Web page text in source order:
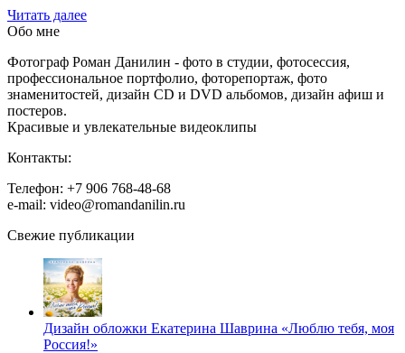
Читать далее
Обо мне
Фотограф Роман Данилин - фото в студии, фотосессия,
профессиональное портфолио, фоторепортаж, фото
знаменитостей, дизайн CD и DVD альбомов, дизайн афиш и
постеров.
Красивые и увлекательные видеоклипы
Контакты:
Телефон: +7 906 768-48-68
e-mail: video@romandanilin.ru
Свежие публикации
Дизайн обложки Екатерина Шаврина «Люблю тебя, моя
Россия!»